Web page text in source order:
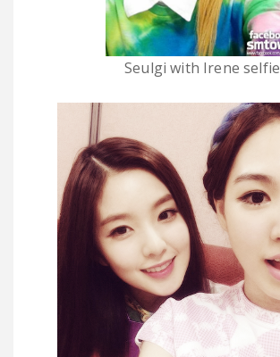
Seulgi with Irene selfie